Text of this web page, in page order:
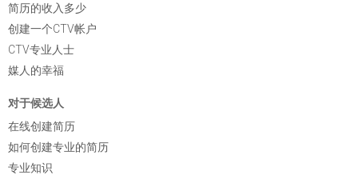
简历的收入多少
创建一个CTV帐户
CTV专业人士
媒人的幸福
对于候选人
在线创建简历
如何创建专业的简历
专业知识